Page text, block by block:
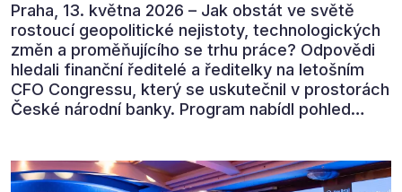
Praha, 13. května 2026 – Jak obstát ve světě
rostoucí geopolitické nejistoty, technologických
změn a proměňujícího se trhu práce? Odpovědi
hledali finanční ředitelé a ředitelky na letošním
CFO Congressu, který se uskutečnil v prostorách
České národní banky. Program nabídl pohled
automatizaci, leadership i budoucnost role CFO.